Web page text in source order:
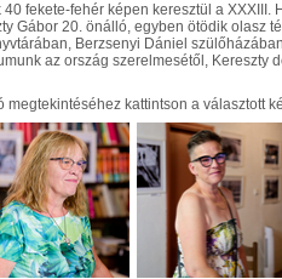
fekete-fehér képen keresztül a XXXIII.
Gábor 20. önálló, egyben ötödik olasz
Berzsenyi Dániel
az ország szerelmesétől, Kereszty
megtekintéséhez kattintson a választott